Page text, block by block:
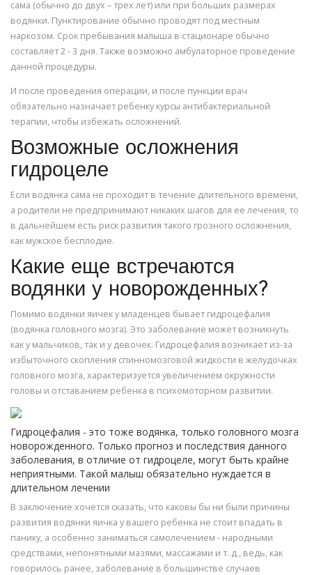
сама (обычно до двух – трех лет) или при больших размерах
водянки. Пунктирование обычно проводят под местным
наркозом. Срок пребывания малыша в стационаре обычно
составляет 2 - 3 дня. Также возможно амбулаторное проведение
данной процедуры.
И после проведения операции, и после пункции врач
обязательно назначает ребенку курсы антибактериальной
терапии, чтобы избежать осложнений.
Возможные осложнения
гидроцеле
Если водянка сама не проходит в течение длительного времени,
а родители не предпринимают никаких шагов для ее лечения, то
в дальнейшем есть риск развития такого грозного осложнения,
как мужское бесплодие.
Какие еще встречаются
водянки у новорожденных?
Помимо водянки яичек у младенцев бывает гидроцефалия
(водянка головного мозга). Это заболевание может возникнуть
как у мальчиков, так и у девочек. Гидроцефалия возникает из-за
избыточного скопления спинномозговой жидкости в желудочках
головного мозга, характеризуется увеличением окружности
головы и отставанием ребенка в психомоторном развитии.
Гидроцефалия - это тоже водянка, только головного мозга
новорожденного. Только прогноз и последствия данного
заболевания, в отличие от гидроцеле, могут быть крайне
неприятными. Такой малыш обязательно нуждается в
длительном лечении
В заключение хочется сказать, что каковы бы ни были причины
развития водянки яичка у вашего ребенка не стоит впадать в
панику, а особенно заниматься самолечением - народными
средствами, непонятными мазями, массажами и т. д., ведь, как
говорилось ранее, заболевание в большинстве случаев